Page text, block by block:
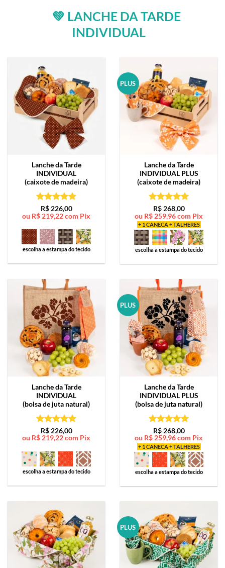
💚 LANCHE DA TARDE
INDIVIDUAL
Lanche da Tarde
INDIVIDUAL
(caixote de madeira)
Avaliação5
de 5
R$226,00
ou R$ 219,22com Pix
escolha a estampa do tecido
PLUS
Lanche da Tarde
INDIVIDUAL PLUS
(caixote de madeira)
Avaliação5
de 5
R$268,00
ou R$ 259,96com Pix
+ 1 CANECA + TALHERES
escolha a estampa do tecido
Lanche da Tarde
INDIVIDUAL
(bolsa de juta natural)
Avaliação5
de 5
R$226,00
ou R$219,22com Pix
escolha a estampa do tecido
PLUS
Lanche da Tarde
INDIVIDUAL PLUS
(bolsa de juta natural)
Avaliação5
de 5
R$268,00
ou R$259,96com Pix
+ 1 CANECA + TALHERES
escolha a estampa do tecido
PLUS